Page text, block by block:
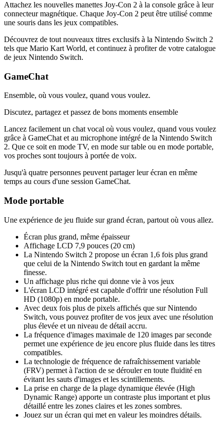
Attachez les nouvelles manettes Joy-Con 2 à la console grâce à leur
connecteur magnétique. Chaque Joy-Con 2 peut être utilisé comme
une souris dans les jeux compatibles.
Découvrez de tout nouveaux titres exclusifs à la Nintendo Switch 2
tels que Mario Kart World, et continuez à profiter de votre catalogue
de jeux Nintendo Switch.
GameChat
Ensemble, où vous voulez, quand vous voulez.
Discutez, partagez et passez de bons moments ensemble
Lancez facilement un chat vocal où vous voulez, quand vous voulez
grâce à GameChat et au microphone intégré de la Nintendo Switch
2. Que ce soit en mode TV, en mode sur table ou en mode portable,
vos proches sont toujours à portée de voix.
Jusqu'à quatre personnes peuvent partager leur écran en même
temps au cours d'une session GameChat.
Mode portable
Une expérience de jeu fluide sur grand écran, partout où vous allez.
Écran plus grand, même épaisseur
Affichage LCD 7,9 pouces (20 cm)
La Nintendo Switch 2 propose un écran 1,6 fois plus grand
que celui de la Nintendo Switch tout en gardant la même
finesse.
Un affichage plus riche qui donne vie à vos jeux
L'écran LCD intégré est capable d'offrir une résolution Full
HD (1080p) en mode portable.
Avec deux fois plus de pixels affichés que sur Nintendo
Switch, vous pouvez profiter de vos jeux avec une résolution
plus élevée et un niveau de détail accru.
La fréquence d'images maximale de 120 images par seconde
permet une expérience de jeu encore plus fluide dans les titres
compatibles.
La technologie de fréquence de rafraîchissement variable
(FRV) permet à l'action de se dérouler en toute fluidité en
évitant les sauts d'images et les scintillements.
La prise en charge de la plage dynamique élevée (High
Dynamic Range) apporte un contraste plus important et plus
détaillé entre les zones claires et les zones sombres.
Jouez sur un écran qui met en valeur les moindres détails.